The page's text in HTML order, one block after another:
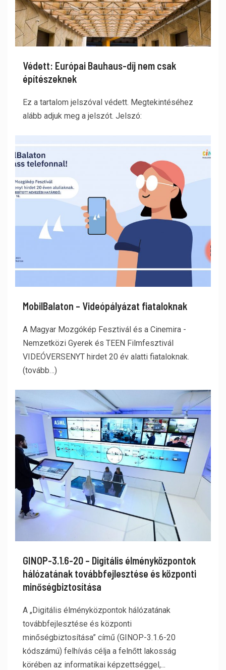
Védett: Európai Bauhaus-díj nem csak
építészeknek
Ez a tartalom jelszóval védett. Megtekintéséhez
alább adjuk meg a jelszót. Jelszó:
MobilBalaton – Videópályázat fiataloknak
A Magyar Mozgókép Fesztivál és a Cinemira -
Nemzetközi Gyerek és TEEN Filmfesztivál
VIDEÓVERSENYT hirdet 20 év alatti fiataloknak.
(tovább…)
GINOP-3.1.6-20 – Digitális élményközpontok
hálózatának továbbfejlesztése és központi
minőségbiztosítása
A „Digitális élményközpontok hálózatának
továbbfejlesztése és központi
minőségbiztosítása” című (GINOP-3.1.6-20
kódszámú) felhívás célja a felnőtt lakosság
körében az informatikai képzettséggel,...